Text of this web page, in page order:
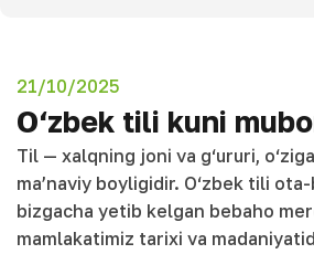
21/10/2025
O‘zbek tili kuni
Til — xalqning joni va g‘ururi,
ma’naviy boyligidir. O‘zbek tili
bizgacha yetib kelgan bebaho
mamlakatimiz tarixi va